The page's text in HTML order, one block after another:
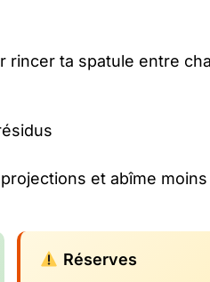
rincer ta spatule entre
et abîme
Réserves